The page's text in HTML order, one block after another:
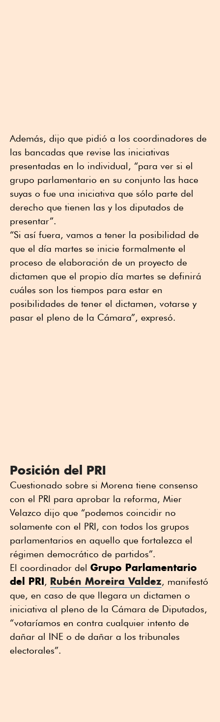
Además, dijo que pidió a los coordinadores de
las bancadas que revise las iniciativas
presentadas en lo individual, “para ver si el
grupo parlamentario en su conjunto las hace
suyas o fue una iniciativa que sólo parte del
derecho que tienen las y los diputados de
presentar”.
“Si así fuera, vamos a tener la posibilidad de
que el día martes se inicie formalmente el
proceso de elaboración de un proyecto de
dictamen que el propio día martes se definirá
cuáles son los tiempos para estar en
posibilidades de tener el dictamen, votarse y
pasar el pleno de la Cámara”, expresó.
Posición del PRI
Cuestionado sobre si Morena tiene consenso
con el PRI para aprobar la reforma, Mier
Velazco dijo que “podemos coincidir no
solamente con el PRI, con todos los grupos
parlamentarios en aquello que fortalezca el
régimen democrático de partidos”.
El coordinador del Grupo Parlamentario
del PRI, Rubén Moreira Valdez, manifestó
que, en caso de que llegara un dictamen o
iniciativa al pleno de la Cámara de Diputados,
“votaríamos en contra cualquier intento de
dañar al INE o de dañar a los tribunales
electorales”.